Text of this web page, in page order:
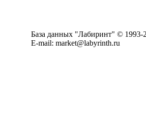
База данных "Лабиринт" © 1993-
E-mail: market@labyrinth.ru